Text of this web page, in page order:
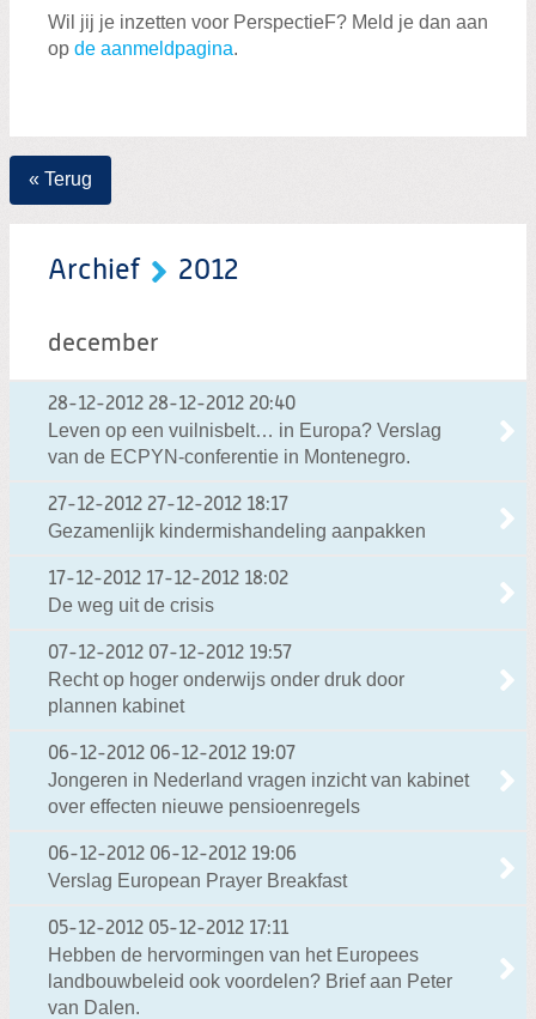
Wil jij je inzetten voor PerspectieF? Meld je dan aan
op de aanmeldpagina.
« Terug
Archief 2012
december
28-12-2012 28-12-2012 20:40
Leven op een vuilnisbelt… in Europa? Verslag
van de ECPYN-conferentie in Montenegro.
27-12-2012 27-12-2012 18:17
Gezamenlijk kindermishandeling aanpakken
17-12-2012 17-12-2012 18:02
De weg uit de crisis
07-12-2012 07-12-2012 19:57
Recht op hoger onderwijs onder druk door
plannen kabinet
06-12-2012 06-12-2012 19:07
Jongeren in Nederland vragen inzicht van kabinet
over effecten nieuwe pensioenregels
06-12-2012 06-12-2012 19:06
Verslag European Prayer Breakfast
05-12-2012 05-12-2012 17:11
Hebben de hervormingen van het Europees
landbouwbeleid ook voordelen? Brief aan Peter
van Dalen.